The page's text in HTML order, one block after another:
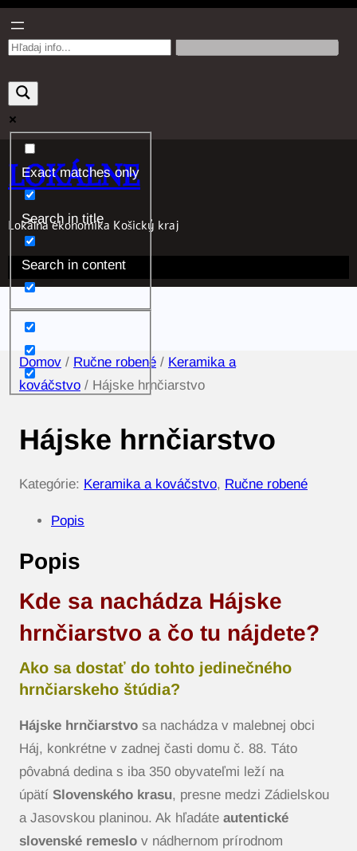
Prejsť
na
obsah
Exact matches only
Search in title
Search in content
LOKÁLNE
Lokálna ekonomika Košický kraj
Domov / Ručne robené / Keramika a
kováčstvo / Hájske hrnčiarstvo
Hájske hrnčiarstvo
Kategórie: Keramika a kováčstvo, Ručne robené
Popis
Popis
Kde sa nachádza Hájske
hrnčiarstvo a čo tu nájdete?
Ako sa dostať do tohto jedinečného
hrnčiarskeho štúdia?
Hájske hrnčiarstvo sa nachádza v malebnej obci
Háj, konkrétne v zadnej časti domu č. 88. Táto
pôvabná dedina s iba 350 obyvateľmi leží na
úpätí Slovenského krasu, presne medzi Zádielskou
a Jasovskou planinou. Ak hľadáte autentické
slovenské remeslo v nádhernom prírodnom